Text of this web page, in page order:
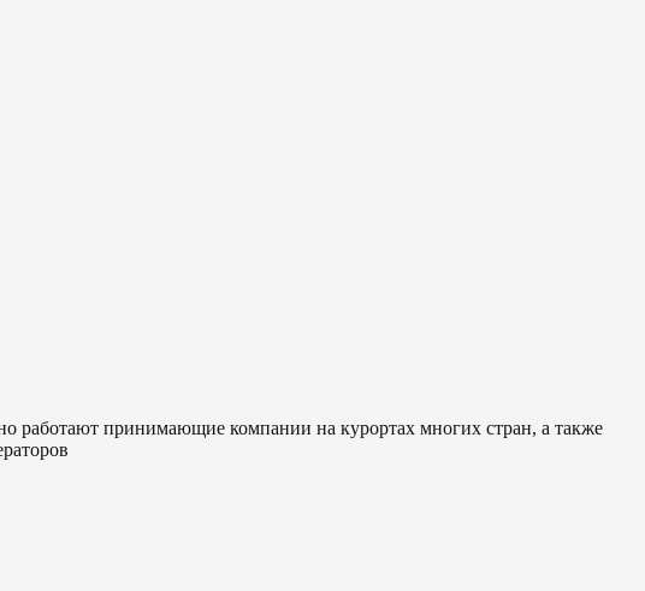
работают принимающие компании на курортах многих стран, а также